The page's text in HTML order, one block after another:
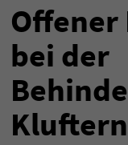
bei der
Kluftern